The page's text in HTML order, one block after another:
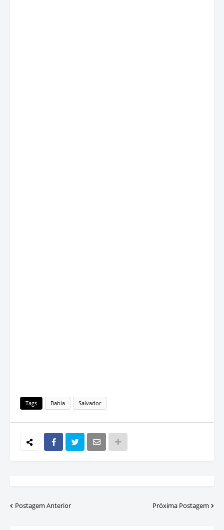
Tags Bahia Salvador
Postagem Anterior Próxima Postagem